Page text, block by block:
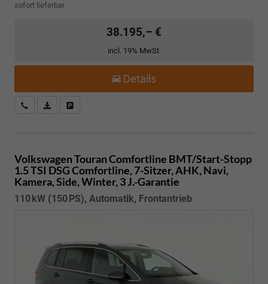
sofort lieferbar
38.195,– €
incl. 19% MwSt.
Details
Kostenloser Rückruf-Service
PDF-Datei, Fahrzeugexposé drucken
Volkswagen TouranComfortline BMT/Start-Stopp
1.5 TSI DSG Comfortline, 7-Sitzer, AHK, Navi,
Kamera, Side, Winter, 3 J.-Garantie
110 kW (150 PS), Automatik, Frontantrieb